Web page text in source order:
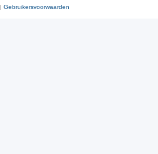
| Gebruikersvoorwaarden